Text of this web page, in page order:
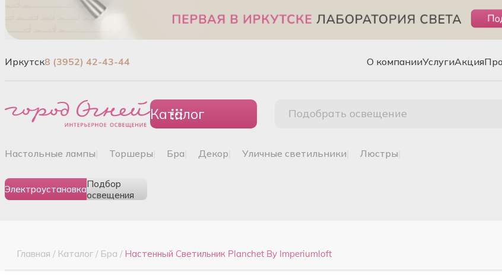
Иркутск8 (3952) 42-43-44 О компанииУслугиАкция
Каталог Подобрать освещение
настольные лампы торшеры бра декор уличные светильники люстры
ЭлектроустановкаПодбор
освещения
Главная / Каталог / Бра / Настенный Светильник Planchet By Imperiumloft